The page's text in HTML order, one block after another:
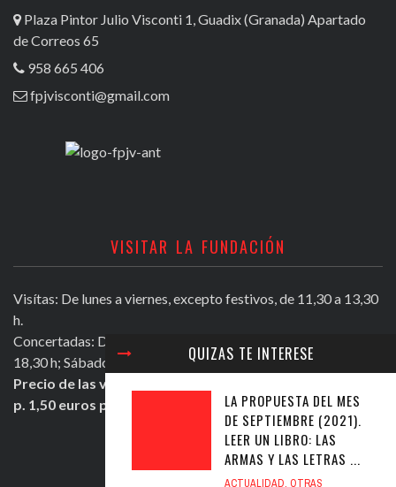
QUIZAS TE INTERESE
LA PROPUESTA DEL MES
DE SEPTIEMBRE (2021).
LEER UN LIBRO: LAS
ARMAS Y LAS LETRAS ...
ACTUALIDAD, OTRAS
Plaza Pintor Julio Visconti 1, Guadix (Granada) Apartado
de Correos 65
958 665 406
fpjvisconti@gmail.com
VISITAR LA FUNDACIÓN
Visítas: De lunes a viernes, excepto festivos, de 11,30 a 13,30
h.
Concertadas: De lunes a viernes excepto festivos, de 16,30 a
18,30 h; Sábados mañana de 11,30 a 13,30 h.
Precio de las visitas: Individual 2 euros. Grupos + de 10
p. 1,50 euros persona.
ULTIMOS TWEETS